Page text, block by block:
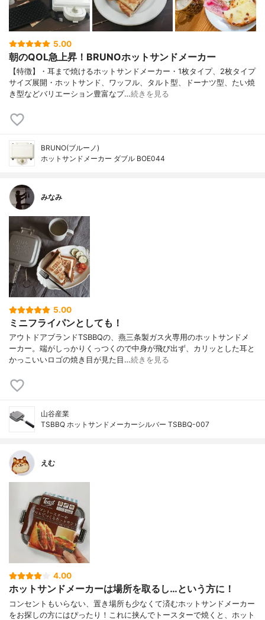
5.00
朝のQOL急上昇！BRUNOホットサンドメーカー
【特徴】・耳まで焼けるホットサンドメーカー・1枚タイプ、2枚タイプ
サイズ展開・ホットサンド、ワッフル、タルト型、ドーナツ型、たい焼
き型などバリエーション豊富なプ…続きを見る
BRUNO(ブルーノ)
ホットサンドメーカー ダブル BOE044
みなみ
5.00
ミニフライパンとしても！
アウトドアブランドTSBBQの、燕三条製ガス火専用のホットサンドメ
ーカー。端がしっかりくっつくので中身が飛び出ず、カリッとした耳と
かっこいいロゴの焼き目が見た目…続きを見る
山谷産業
TSBBQ ホットサンドメーカーシルバー TSBBQ-007
えむ
4.00
ホットサンドメーカーは場所を取るし…という方に！
コンセントもいらない、置き場所も少なくて済むホットサンドメーカー
をお探しの方にはぴったり！これに挟んでトースターで焼くと、ホット